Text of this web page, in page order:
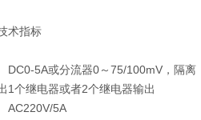
术指标
DC0-5A或分流器0～75/100mV，隔离
1个继电器或者2个继电器输出
AC220V/5A